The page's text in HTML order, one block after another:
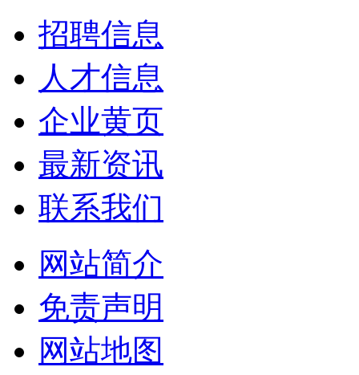
招聘信息
人才信息
企业黄页
最新资讯
联系我们
网站简介
免责声明
网站地图